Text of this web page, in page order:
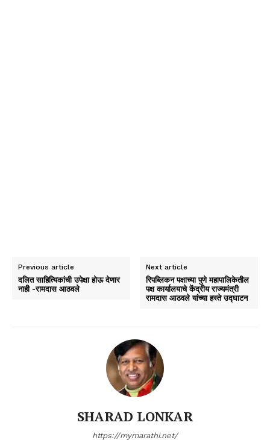
Previous article
दलित साहित्यिकांची उपेक्षा होऊ देणार
नाही -रामदास आठवले
Next article
रिपब्लिकन पक्षाच्या पुणे महापालिकेतील
पक्ष कार्यालयाचे केंद्रीय राज्यमंत्री
रामदास आठवले यांच्या हस्ते उद्घाटन
SHARAD LONKAR
https://mymarathi.net/